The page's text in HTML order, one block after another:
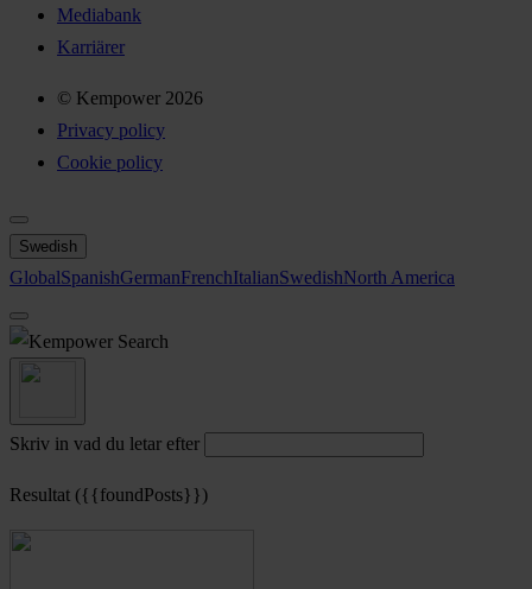
Mediabank
Karriärer
© Kempower 2026
Privacy policy
Cookie policy
Swedish
GlobalSpanishGermanFrenchItalianSwedishNorth America
Search
Skriv in vad du letar efter
Resultat ({{foundPosts}})